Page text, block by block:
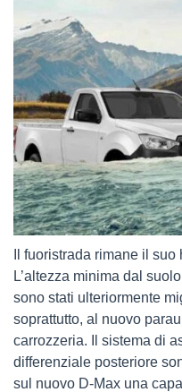
Il fuoristrada rimane il
L’altezza minima dal
sono stati ulteriormente
soprattutto, al nuovo
carrozzeria. Il sistema di
differenziale posteriore
sul nuovo D-Max una